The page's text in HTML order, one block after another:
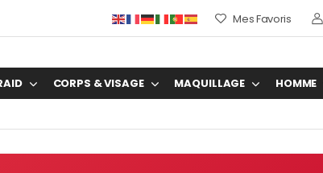
Mes Favoris
CORPS & VISAGE MAQUILLAGE HOMME